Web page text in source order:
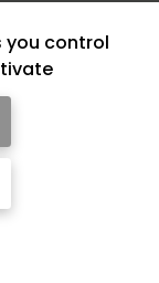
you control